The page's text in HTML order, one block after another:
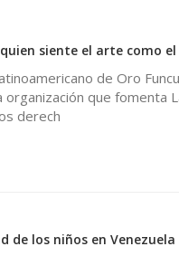
siente el arte como el
de Oro
organización que fomenta
derech
de los niños en